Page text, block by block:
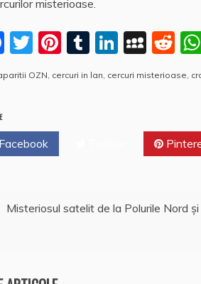
misterioase.
F
a
b
o
k
T
w
itt
Pi
nt
T
u
m
Li M
y
a
c
R
d
t
OZN, cercuri in lan, cercuri misterioase,
Facebook
Misteriosul satelit de la Polurile Nord şi